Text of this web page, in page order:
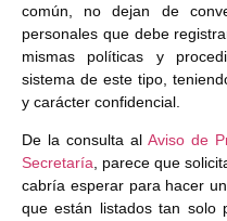
común, no dejan de
personales que debe
mismas políticas y
sistema de este tipo,
y carácter confidencial.
De la consulta al Aviso de
Secretaría , parece que
cabría esperar para hacer
que están listados tan solo